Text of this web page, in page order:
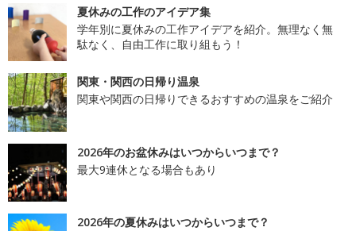
夏休みの工作のアイデア集
学年別に夏休みの工作アイデアを紹介。無理なく無
駄なく、自由工作に取り組もう！
関東・関西の日帰り温泉
関東や関西の日帰りできるおすすめの温泉をご紹介
2026年のお盆休みはいつからいつまで？
最大9連休となる場合もあり
2026年の夏休みはいつからいつまで？